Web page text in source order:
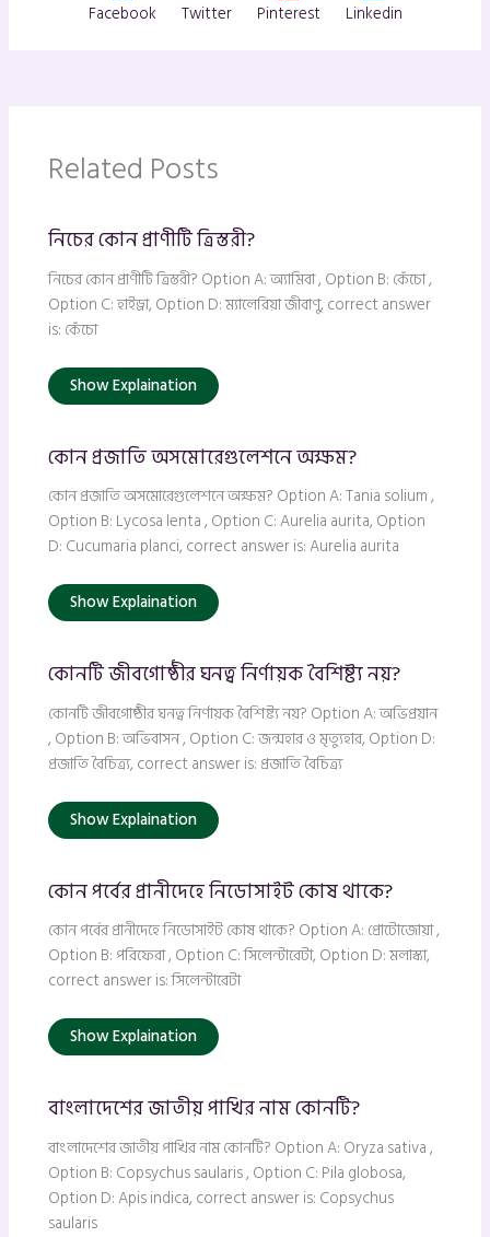
Facebook Twitter Pinterest Linkedin
Related Posts
নিচের কোন প্রাণীটি ত্রিস্তরী?
নিচের কোন প্রাণীটি ত্রিস্তরী? Option A: অ্যামিবা , Option B: কেঁচো ,
Option C: হাইড্রা, Option D: ম্যালেরিয়া জীবাণু, correct answer
is: কেঁচো
Show Explaination
কোন প্রজাতি অসমোরেগুলেশনে অক্ষম?
কোন প্রজাতি অসমোরেগুলেশনে অক্ষম? Option A: Tania solium ,
Option B: Lycosa lenta , Option C: Aurelia aurita, Option
D: Cucumaria planci, correct answer is: Aurelia aurita
Show Explaination
কোনটি জীবগোষ্ঠীর ঘনত্ব নির্ণায়ক বৈশিষ্ট্য নয়?
কোনটি জীবগোষ্ঠীর ঘনত্ব নির্ণায়ক বৈশিষ্ট্য নয়? Option A: অভিপ্রয়ান
, Option B: অভিবাসন , Option C: জন্মহার ও মৃত্যুহার, Option D:
প্রজাতি বৈচিত্র্য, correct answer is: প্রজাতি বৈচিত্র্য
Show Explaination
কোন পর্বের প্রানীদেহে নিডোসাইট কোষ থাকে?
কোন পর্বের প্রানীদেহে নিডোসাইট কোষ থাকে? Option A: প্রোটোজোয়া ,
Option B: পরিফেরা , Option C: সিলেন্টারেটা, Option D: মলাস্কা,
correct answer is: সিলেন্টারেটা
Show Explaination
বাংলাদেশের জাতীয় পাখির নাম কোনটি?
বাংলাদেশের জাতীয় পাখির নাম কোনটি? Option A: Oryza sativa ,
Option B: Copsychus saularis , Option C: Pila globosa,
Option D: Apis indica, correct answer is: Copsychus
saularis